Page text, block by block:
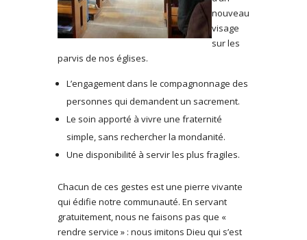
nouveau
visage
sur les
parvis de nos églises.
L’engagement dans le compagnonnage des
personnes qui demandent un sacrement.
Le soin apporté à vivre une fraternité
simple, sans rechercher la mondanité.
Une disponibilité à servir les plus fragiles.
Chacun de ces gestes est une pierre vivante
qui édifie notre communauté. En servant
gratuitement, nous ne faisons pas que «
rendre service » : nous imitons Dieu qui s’est